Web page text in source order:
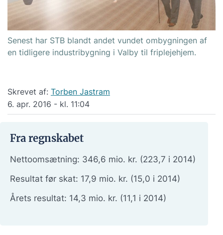
Senest har STB blandt andet vundet ombygningen af
en tidligere industribygning i Valby til friplejehjem.
Skrevet af: Torben Jastram
6. apr. 2016 - kl. 11:04
Fra regnskabet
Nettoomsætning: 346,6 mio. kr. (223,7 i 2014)
Resultat før skat: 17,9 mio. kr. (15,0 i 2014)
Årets resultat: 14,3 mio. kr. (11,1 i 2014)